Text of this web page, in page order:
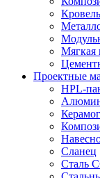
Мягкая
Проектные
HPL-
Сланец
Сталь